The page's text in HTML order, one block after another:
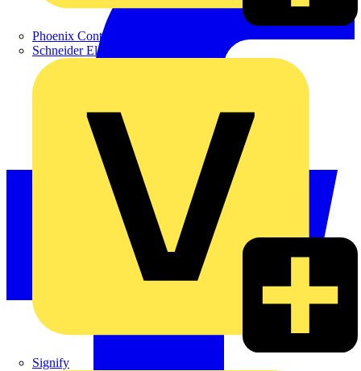
Phoenix Contact
Schneider Electric
Signify